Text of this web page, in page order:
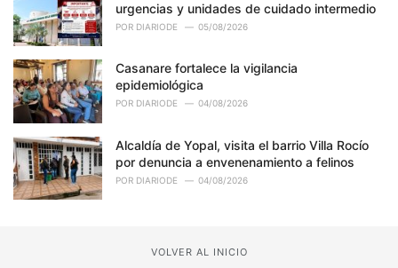
urgencias y unidades de cuidado intermedio
POR DIARIODE 05/08/2026
Casanare fortalece la vigilancia
epidemiológica
POR DIARIODE 04/08/2026
Alcaldía de Yopal, visita el barrio Villa Rocío
por denuncia a envenenamiento a felinos
POR DIARIODE 04/08/2026
VOLVER AL INICIO